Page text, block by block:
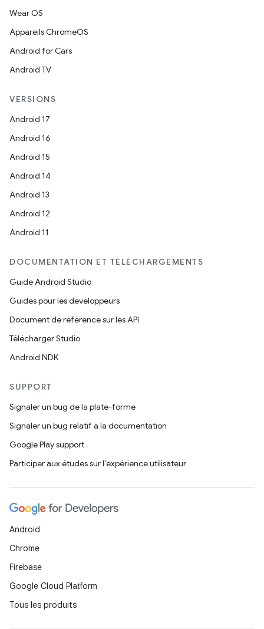
Wear OS
Appareils ChromeOS
Android for Cars
Android TV
VERSIONS
Android 17
Android 16
Android 15
Android 14
Android 13
Android 12
Android 11
DOCUMENTATION ET TÉLÉCHARGEMENTS
Guide Android Studio
Guides pour les développeurs
Document de référence sur les API
Télécharger Studio
Android NDK
SUPPORT
Signaler un bug de la plate-forme
Signaler un bug relatif à la documentation
Google Play support
Participer aux études sur l'expérience utilisateur
Android
Chrome
Firebase
Google Cloud Platform
Tous les produits